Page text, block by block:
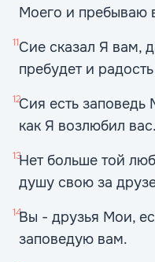
Моего и пребываю
11Сие сказал Я вам,
пребудет и
12Сия есть заповедь
как Я возлюбил вас.
13Нет больше той
душу свою за
14Вы - друзья Мои,
заповедую вам.